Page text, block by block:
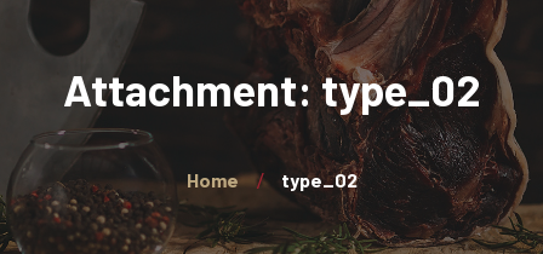
Attachment: type_02
Home type_02